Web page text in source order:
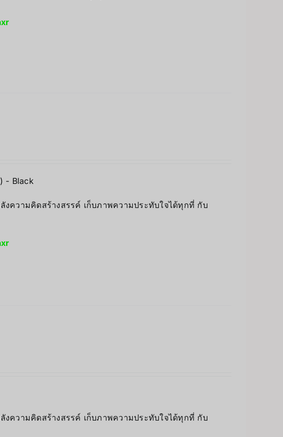
- Black
ความคิดสร้างสรรค์ เก็บภาพความประทับใจได้ทุกที่ กับ
ความคิดสร้างสรรค์ เก็บภาพความประทับใจได้ทุกที่ กับ